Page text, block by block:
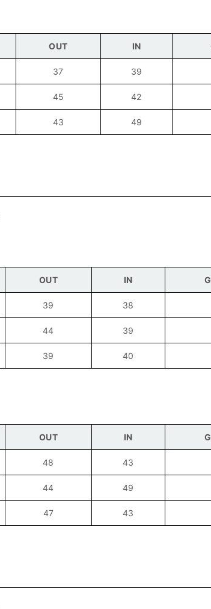
OUT IN
37 39
45 42
43 49
OUT IN
39 38
44 39
39 40
OUT IN
48 43
44 49
47 43